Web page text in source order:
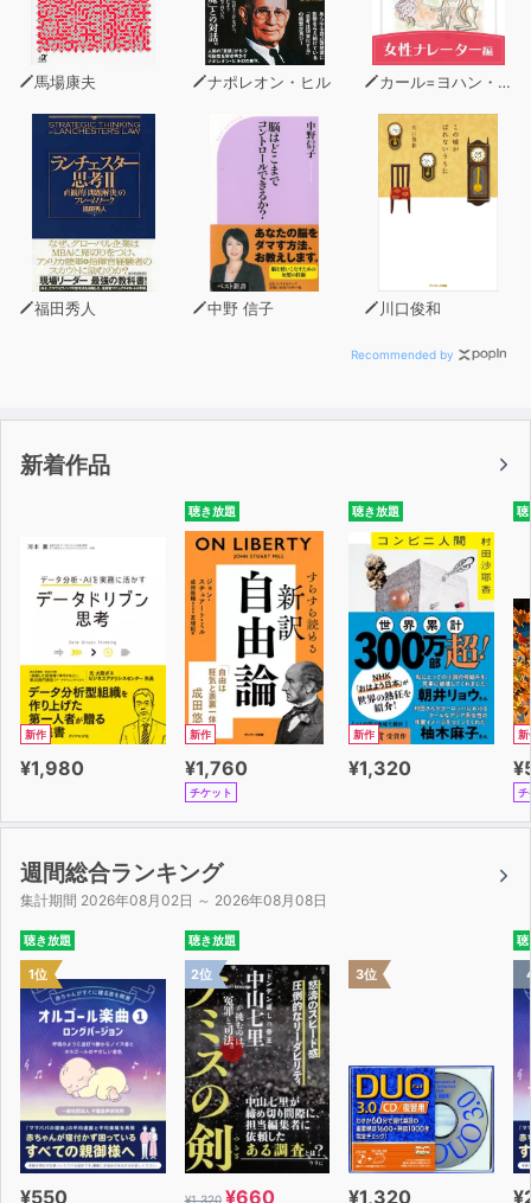
※このコンテンツは、雑誌とあわせてご利用いただくと便
利です。
馬場康夫 ナポレオン・ヒル カール=ヨハン・エリーン
福田秀人 中野 信子 川口俊和
Recommended by
新着作品
新作
¥1,980
聴き放題
新作
¥1,760
チケット
聴き放題
新作
¥1,320
聴
新
チ
週間総合ランキング
集計期間 2026年08月02日 ～ 2026年08月08日
聴き放題
1位
¥550
聴き放題
2位
¥1,320 ¥660
3位
¥1,320
聴